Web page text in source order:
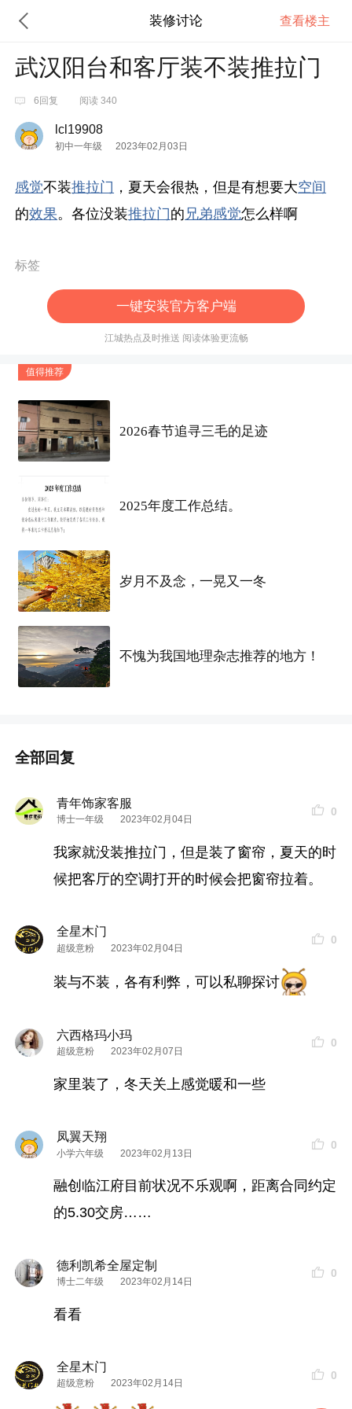
装修讨论 查看楼主
武汉阳台和客厅装不装推拉门
6回复 阅读 340
lcl19908
初中一年级 2023年02月03日
感觉不装推拉门 ，夏天会很热，但是有想要大空间
的效果。各位没装推拉门 的 兄弟感觉怎么样啊
标签
一键安装官方客户端
江城热点及时推送 阅读体验更流畅
值得推荐
2026春节追寻三毛的足迹
2025年度工作总结。
岁月不及念，一晃又一冬
不愧为我国地理杂志推荐的地方！
全部回复
青年饰家客服
博士一年级 2023年02月04日
0
我家就没装推拉门，但是装了窗帘，夏天的时
候把客厅的空调打开的时候会把窗帘拉着。
全星木门
超级意粉 2023年02月04日
0
装与不装，各有利弊，可以私聊探讨
六西格玛小玛
超级意粉 2023年02月07日
0
家里装了，冬天关上感觉暖和一些
凤翼天翔
小学六年级 2023年02月13日
0
融创临江府目前状况不乐观啊，距离合同约定
的5.30交房……
德利凯希全屋定制
博士二年级 2023年02月14日
0
看看
全星木门
超级意粉 2023年02月14日
0